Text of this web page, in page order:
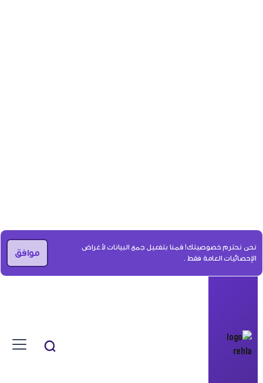
نحن نحترم خصوصيتك! قمنا بتفعيل جمع البيانات لأغراض
الإحصائيات العامة فقط .
موافق